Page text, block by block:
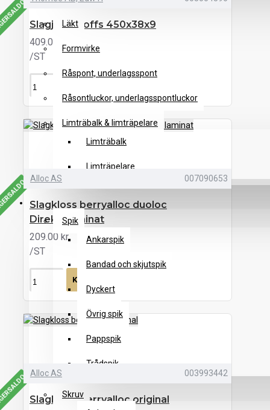
Läkt
Formvirke
Råspont, underlagsspont
Råsontluckor, underlagsspontluckor
Limträbalk & limträpelare
Limträbalk
Limträpelare
FÄSTMATERIAL
Spik
Ankarspik
Bandad och skjutspik
Dyckert
Övrig spik
Pappspik
Trådspik
Skruv
Slagjärn proffs 450x38x9
409.00 kr
/ST
Alloc AS 007090653
Slagkloss berryalloc duoloc
Direktelaminat
209.00 kr
/ST
KÖP
Alloc AS 003993442
Slagkloss berryalloc original